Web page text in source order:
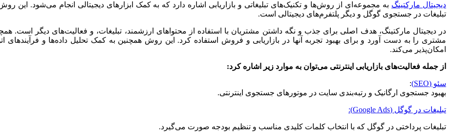
دیجیتال مارکتینگ به مجموعه‌ای از روش‌ها و تکنیک‌های تبلیغاتی و بازاریابی اشاره دارد که به کمک ابزارهای دیجیتالی انجام می‌شود. این
تبلیغات در جستجوی گوگل و دیگر پلتفرم‌های دیجیتالی است.
در دیجیتال مارکتینگ، هدف اصلی برای جذب و نگه داشتن مشتریان با استفاده از محتواهای ارزشمند، تبلیغات، و فعالیت‌های دیگر است.
مشتری را به دست آورد و برای بهبود تجربه آنها در بازاریابی و فروش استفاده کرد. این روش همچنین به کمک تحلیل داده‌ها و فرآیندهای
امکان‌پذیر می‌کند.
از جمله فعالیت‌های بازاریابی اینترنتی می‌توان به موارد زیر اشاره کرد:
سئو (SEO)
:
بهبود جستجوی ارگانیک و رتبه‌بندی سایت در موتورهای جستجوی اینترنتی.
تبلیغات در گوگل (Google Ads):
تبلیغات پرداختی در گوگل که با انتخاب کلمات کلیدی مناسب و تنظیم بودجه صورت می‌گیرد.